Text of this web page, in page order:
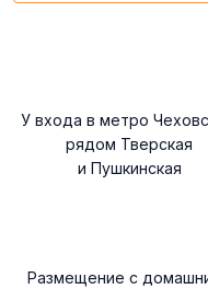
У входа в метро
рядом Тверская
и Пушкинская
Размещение с